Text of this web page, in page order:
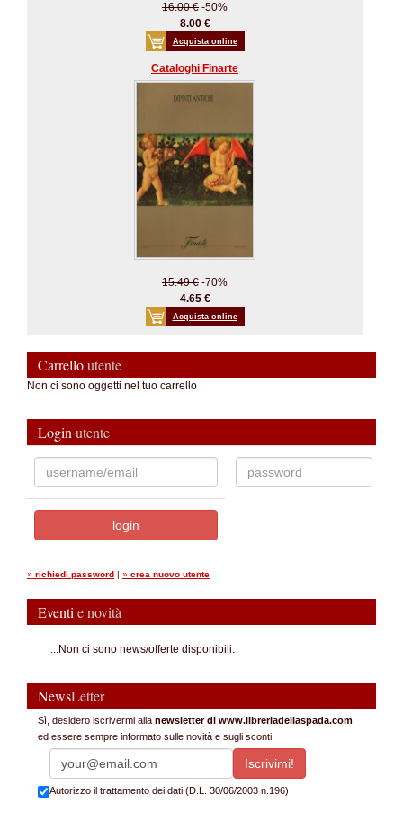
16.00 € -50%
8.00 €
Acquista online
Cataloghi Finarte
15.49 € -70%
4.65 €
Acquista online
Carrelloutente
Non ci sono oggetti nel tuo carrello
Login utente
» richiedi password | » crea nuovo utente
Eventi e novità
...Non ci sono news/offerte disponibili.
NewsLetter
Sì, desidero iscrivermi alla newsletter di www.libreriadellaspada.com
ed essere sempre informato sulle novità e sugli sconti.
Autorizzo il trattamento dei dati (D.L. 30/06/2003 n.196)